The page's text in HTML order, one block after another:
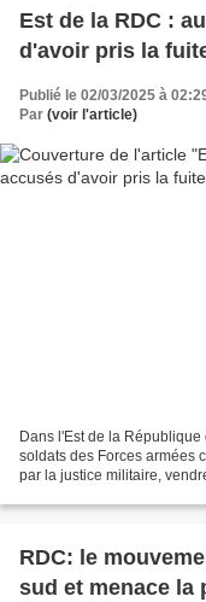
Est de la RDC :
d'avoir pris la
Publié le 02/03/2025 à
Par (voir l'article)
Dans l'Est de la
soldats des Forces armées
par la justice militaire,
RDC: le
sud et menace la